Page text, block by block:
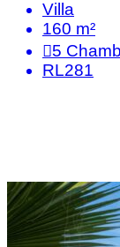
Villa
160 m²
5
RL281